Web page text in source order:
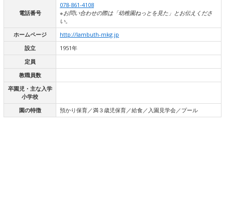
電話番号
078-861-4108
※お問い合わせの際は「幼稚園ねっとを見た」とお伝えくださ
い。
ホームページ
http://lambuth-mkg.jp
設立
1951年
定員
教職員数
卒園児・主な入学
小学校
園の特徴
預かり保育／満３歳児保育／給食／入園見学会／プール